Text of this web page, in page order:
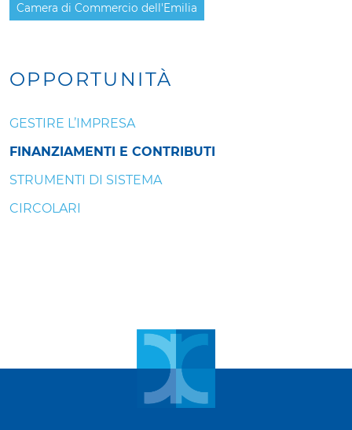
OPPORTUNITÀ
GESTIRE L’IMPRESA
FINANZIAMENTI E CONTRIBUTI
STRUMENTI DI SISTEMA
CIRCOLARI
Camera di Commercio dell'Emilia